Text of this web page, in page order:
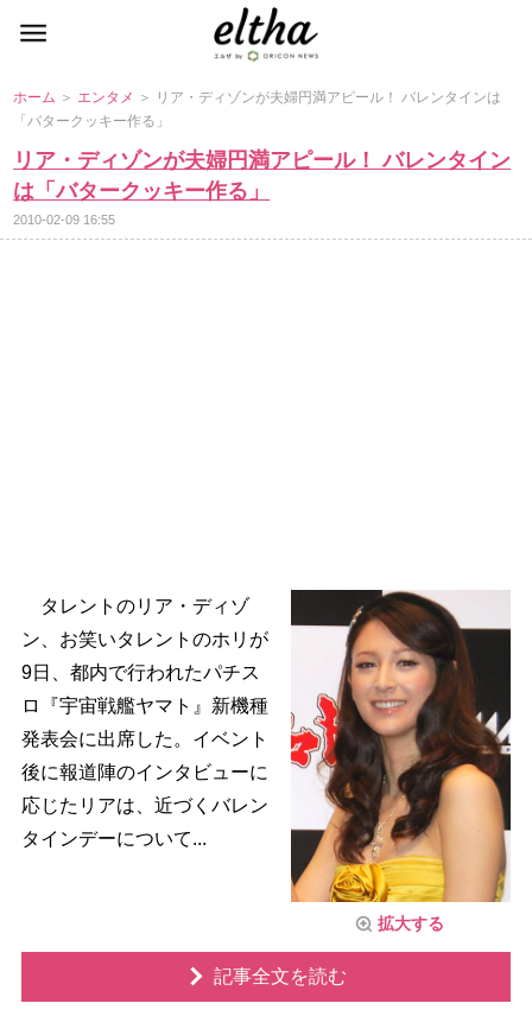
ホーム ＞ エンタメ ＞ リア・ディゾンが夫婦円満アピール！ バレンタインは
「バタークッキー作る」
リア・ディゾンが夫婦円満アピール！ バレンタイン
は「バタークッキー作る」
2010-02-09 16:55
拡大する
タレントのリア・ディゾ
ン、お笑いタレントのホリが
9日、都内で行われたパチス
ロ『宇宙戦艦ヤマト』新機種
発表会に出席した。イベント
後に報道陣のインタビューに
応じたリアは、近づくバレン
タインデーについて...
記事全文を読む